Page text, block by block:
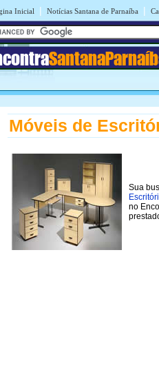
Inicial | Notícias Santana de Parnaíba |
Móveis de
Sua
no